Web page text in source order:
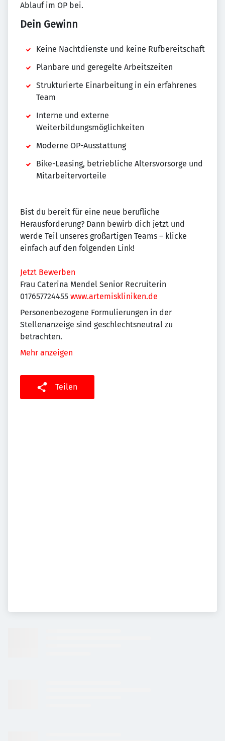
Ablauf im OP bei.
Dein Gewinn
Keine Nachtdienste und keine Rufbereitschaft
Planbare und geregelte Arbeitszeiten
Strukturierte Einarbeitung in ein erfahrenes
Team
Interne und externe
Weiterbildungsmöglichkeiten
Moderne OP-Ausstattung
Bike-Leasing, betriebliche Altersvorsorge und
Mitarbeitervorteile
Bist du bereit für eine neue berufliche
Herausforderung? Dann bewirb dich jetzt und
werde Teil unseres großartigen Teams – klicke
einfach auf den folgenden Link!
Jetzt Bewerben
Frau Caterina Mendel Senior Recruiterin
017657724455 www.artemiskliniken.de
Personenbezogene Formulierungen in der
Stellenanzeige sind geschlechtsneutral zu
betrachten.
Mehr anzeigen
Teilen